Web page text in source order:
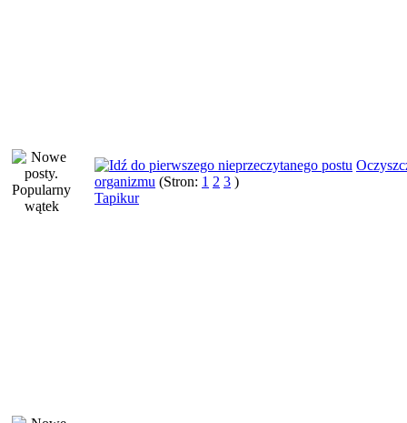
organizmu (Stron: 1 2 3 )
Tapikur